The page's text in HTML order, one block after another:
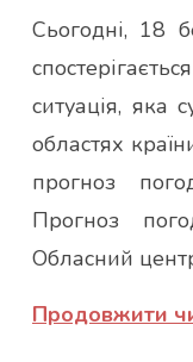
Сьогодні, 18
ситуація, яка
областях
прогноз
Прогноз
Обласний
Продовжити